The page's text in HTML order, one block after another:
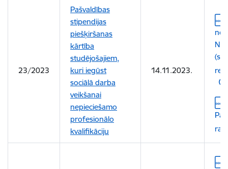
23/2023
Pašvaldības
stipendijas
piešķiršanas
kārtība
studējošajiem,
kuri iegūst
sociālā darba
veikšanai
nepieciešamo
profesionālo
kvalifikāciju
14.11.2023.